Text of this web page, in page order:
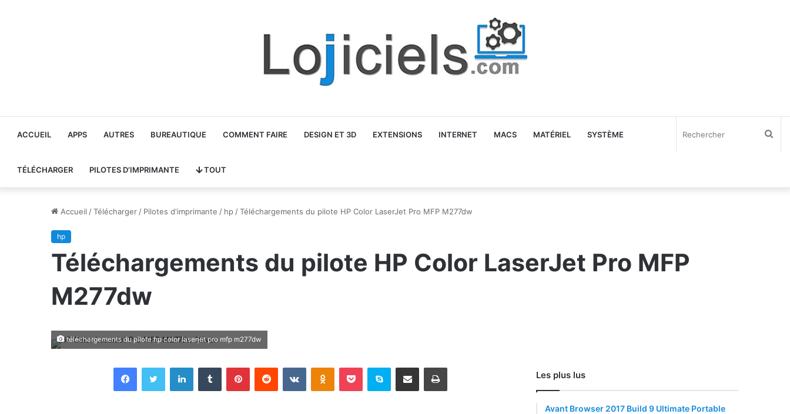
ACCUEIL APPS AUTRES BUREAUTIQUE COMMENT FAIRE DESIGN ET 3D EXTENSIONS INTERNET MACS MATÉRIEL SYSTÈME
TÉLÉCHARGER PILOTES D’IMPRIMANTE TOUT
Accueil /Télécharger / Pilotes d'imprimante / hp /Téléchargements du pilote HP Color LaserJet Pro MFP M277dw
hp
Téléchargements du pilote HP Color LaserJet Pro MFP
M277dw
téléchargements du pilote hp color laserjet pro mfp m277dw
FacebookTwitter LinkedinTumblr PinterestReddit VKontakteOdnoklassniki
Pocket Skype Partager par email Imprimer
Les plus lus
Avant Browser 2017 Build 9 Ultimate Portable